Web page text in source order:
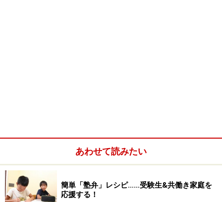
あわせて読みたい
簡単「塾弁」レシピ……受験生&共働き家庭を
応援する！